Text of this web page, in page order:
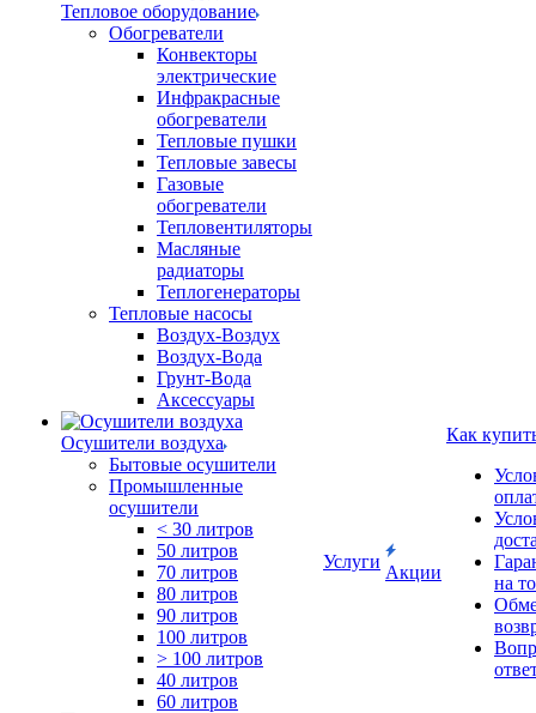
Тепловое оборудование
Обогреватели
Конвекторы
электрические
Инфракрасные
обогреватели
Тепловые пушки
Тепловые завесы
Газовые
обогреватели
Тепловентиляторы
Масляные
радиаторы
Теплогенераторы
Тепловые насосы
Воздух-Воздух
Воздух-Вода
Грунт-Вода
Аксессуары
Осушители воздуха
Бытовые осушители
Промышленные
осушители
< 30 литров
50 литров
70 литров
80 литров
90 литров
100 литров
> 100 литров
40 литров
60 литров
Услуги
Акции
Как
на